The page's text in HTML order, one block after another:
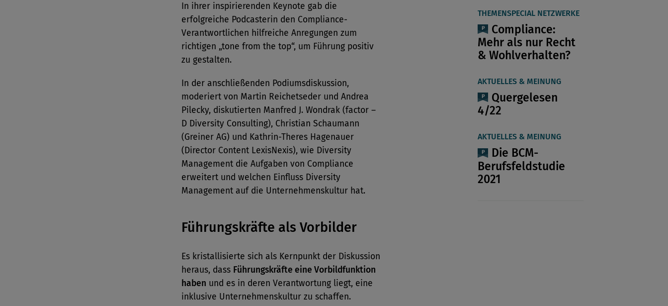
In ihrer inspirierenden Keynote gab die
erfolgreiche Podcasterin den Compliance-
Verantwortlichen hilfreiche Anregungen zum
richtigen „tone from the top“, um Führung positiv
zu gestalten.
In der anschließenden Podiumsdiskussion,
moderiert von Martin Reichetseder und Andrea
Pilecky, diskutierten Manfred J. Wondrak (factor –
D Diversity Consulting), Christian Schaumann
(Greiner AG) und Kathrin-Theres Hagenauer
(Director Content LexisNexis), wie Diversity
Management die Aufgaben von Compliance
erweitert und welchen Einfluss Diversity
Management auf die Unternehmenskultur hat.
Führungskräfte als Vorbilder
Es kristallisierte sich als Kernpunkt der Diskussion
heraus, dass Führungskräfte eine Vorbildfunktion
haben und es in deren Verantwortung liegt, eine
inklusive Unternehmenskultur zu schaffen.
THEMENSPECIAL NETZWERKE
Compliance:
Mehr als nur Recht
& Wohlverhalten?
AKTUELLES & MEINUNG
Quergelesen
4/22
AKTUELLES & MEINUNG
Die BCM-
Berufsfeldstudie
2021